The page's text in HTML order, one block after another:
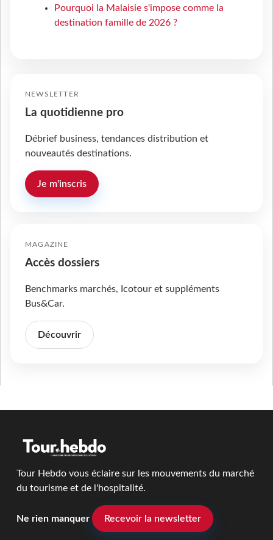
Pourquoi la Malaisie s'impose comme la
destination famille de 2026 ?
NEWSLETTER
La quotidienne pro
Débrief business, tendances distribution et
nouveautés destinations.
Je m'inscris
MAGAZINE
Accès dossiers
Benchmarks marchés, Icotour et suppléments
Bus&Car.
Découvrir
Tour Hebdo vous éclaire sur les mouvements du marché
du tourisme et de l'hospitalité.
Ne rien manquer Recevoir la newsletter